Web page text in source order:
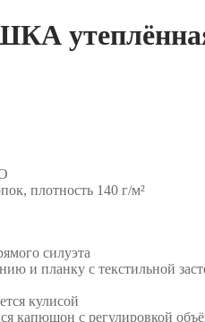
плотность 140 г/м²
силуэта
и планку с текстильной
кулисой
капюшон с регулировкой